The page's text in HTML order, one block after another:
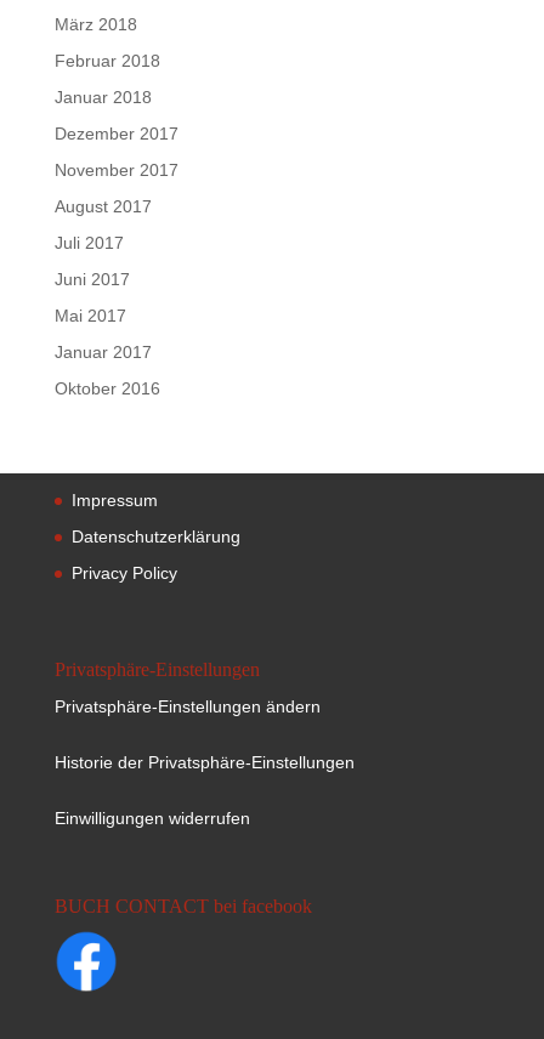
März 2018
Februar 2018
Januar 2018
Dezember 2017
November 2017
August 2017
Juli 2017
Juni 2017
Mai 2017
Januar 2017
Oktober 2016
Impressum
Datenschutzerklärung
Privacy Policy
Privatsphäre-Einstellungen
Privatsphäre-Einstellungen ändern
Historie der Privatsphäre-Einstellungen
Einwilligungen widerrufen
BUCH CONTACT bei facebook